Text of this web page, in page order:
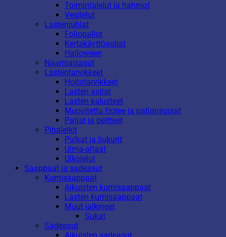
Toimintalelut ja hahmot
Vesilelut
Lastenjuhlat
Foliopallot
Kertakäyttöastiat
Halloween
Naamiaisasut
Lastentarvikkeet
Hoitotarvikkeet
Lasten astiat
Lasten kalusteet
Muovitettu frotee ja patjansuojat
Patjat ja peitteet
Pihaleikit
Pulkat ja liukurit
Uima-altaat
Ulkolelut
Saappaat ja sadeasut
Kumisaappaat
Aikuisten kumisaappaat
Lasten kumisaappaat
Muut jalkineet
Sukat
Sadeasut